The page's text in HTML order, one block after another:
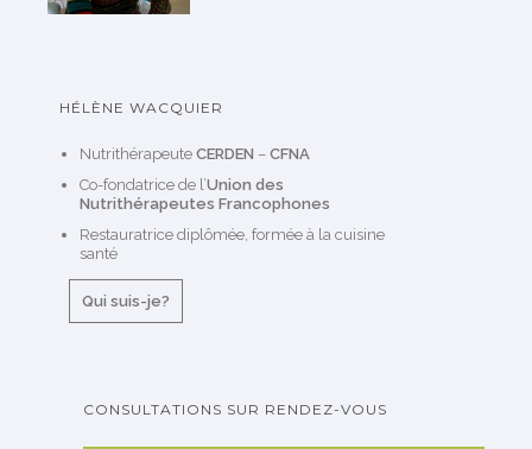
HÉLÈNE WACQUIER
Nutrithérapeute CERDEN – CFNA
Co-fondatrice de l’Union des
Nutrithérapeutes Francophones
Restauratrice diplômée, formée à la cuisine
santé
Qui suis-je?
CONSULTATIONS SUR RENDEZ-VOUS